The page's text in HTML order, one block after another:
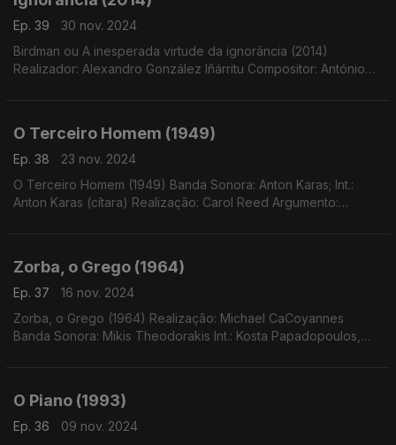
Ep. 39
30 nov. 2024
Birdman ou A inesperada virtude da ignorância (2014)
Realizador: Alexandro González Iñárritu Compositor: António
O Terceiro Homem (1949)
Ep. 38
23 nov. 2024
O Terceiro Homem (1949) Banda Sonora: Anton Karas; Int.:
Anton Karas (cítara) Realização: Carol Reed Argumento:
Zorba, o Grego (1964)
Ep. 37
16 nov. 2024
Zorba, o Grego (1964) Realização: Michael CaCoyannes
Banda Sonora: Mikis Theodorakis Int.: Kosta Papadopoulos,
O Piano (1993)
Ep. 36
09 nov. 2024